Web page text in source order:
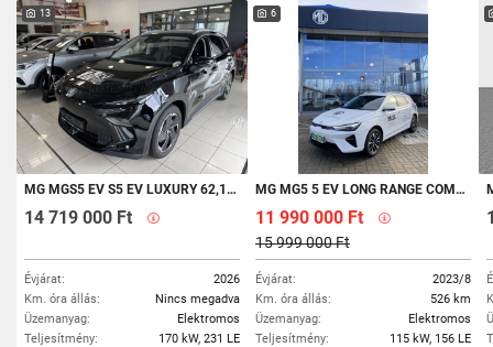
13
MG MGS5 EV S5 EV LUXURY 62,1 KWH AKÁR 0 % THM-MEL VAGY 1.5 M FT ÁRKEVEZMÉNNYEL!
14 719 000 Ft
Évjárat:
2026
Km. óra állás:
Nincs megadva
Üzemanyag:
Elektromos
Teljesítmény:
170 kW, 231 LE
6
MG MG5 5 EV LONG RANGE COMFORT 61,1KWH
11 990 000 Ft
15 999 000 Ft
Évjárat:
2023/8
Km. óra állás:
526 km
Üzemanyag:
Elektromos
Teljesítmény:
115 kW, 156 LE